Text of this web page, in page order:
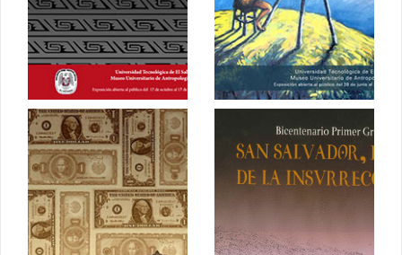
Julio 2012
De curso legal,
historia de la
moneda de El
Salvador
San Salvador,
escenario de
la insurrección